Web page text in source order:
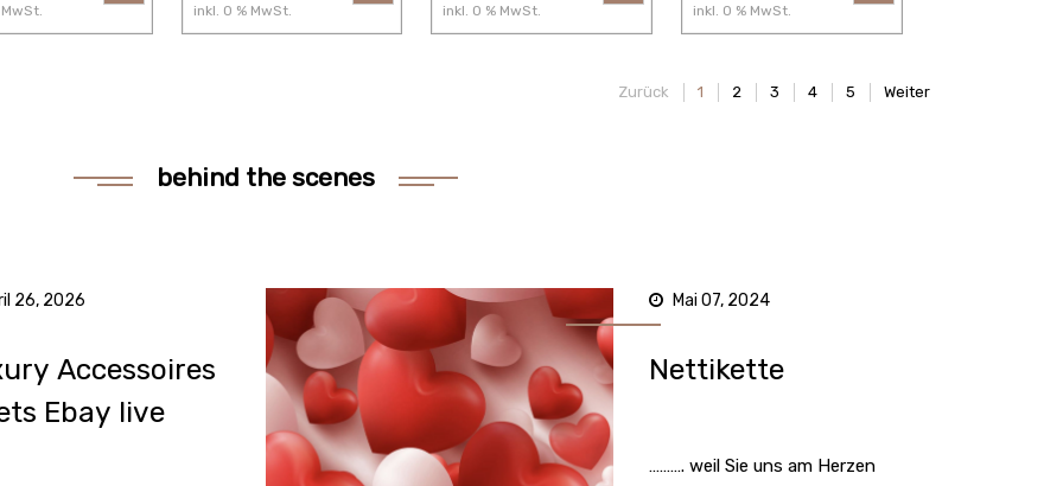
MwSt. inkl. 0 % MwSt. inkl. 0 % MwSt. inkl. 0 % MwSt.
Zurück 1 2 3 4 5 Weiter
behind the scenes
26, 2026
Accessoires
Ebay live
Mai 07, 2024
Nettikette
………. weil Sie uns am Herzen